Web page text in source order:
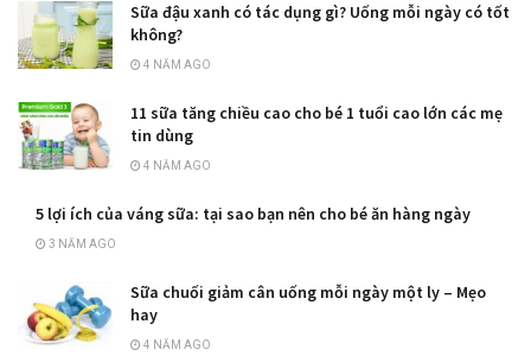
Sữa đậu xanh có tác dụng gì? Uống mỗi ngày có tốt
không?
4 NĂM AGO
11 sữa tăng chiều cao cho bé 1 tuổi cao lớn các mẹ
tin dùng
4 NĂM AGO
5 lợi ích của váng sữa: tại sao bạn nên cho bé ăn hàng ngày
3 NĂM AGO
Sữa chuối giảm cân uống mỗi ngày một ly – Mẹo
hay
4 NĂM AGO